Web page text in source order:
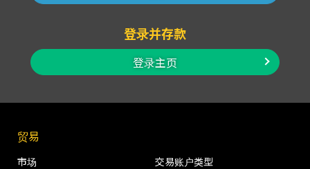
登录并存款
登录主页
贸易
市场
交易账户类型